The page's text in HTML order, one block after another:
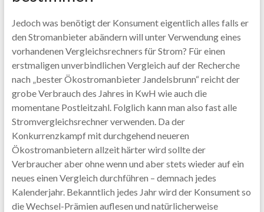
Jedoch was benötigt der Konsument eigentlich alles falls er
den Stromanbieter abändern will unter Verwendung eines
vorhandenen Vergleichsrechners für Strom? Für einen
erstmaligen unverbindlichen Vergleich auf der Recherche
nach „bester Ökostromanbieter Jandelsbrunn“ reicht der
grobe Verbrauch des Jahres in KwH wie auch die
momentane Postleitzahl. Folglich kann man also fast alle
Stromvergleichsrechner verwenden. Da der
Konkurrenzkampf mit durchgehend neueren
Ökostromanbietern allzeit härter wird sollte der
Verbraucher aber ohne wenn und aber stets wieder auf ein
neues einen Vergleich durchführen – demnach jedes
Kalenderjahr. Bekanntlich jedes Jahr wird der Konsument so
die Wechsel-Prämien auflesen und natürlicherweise